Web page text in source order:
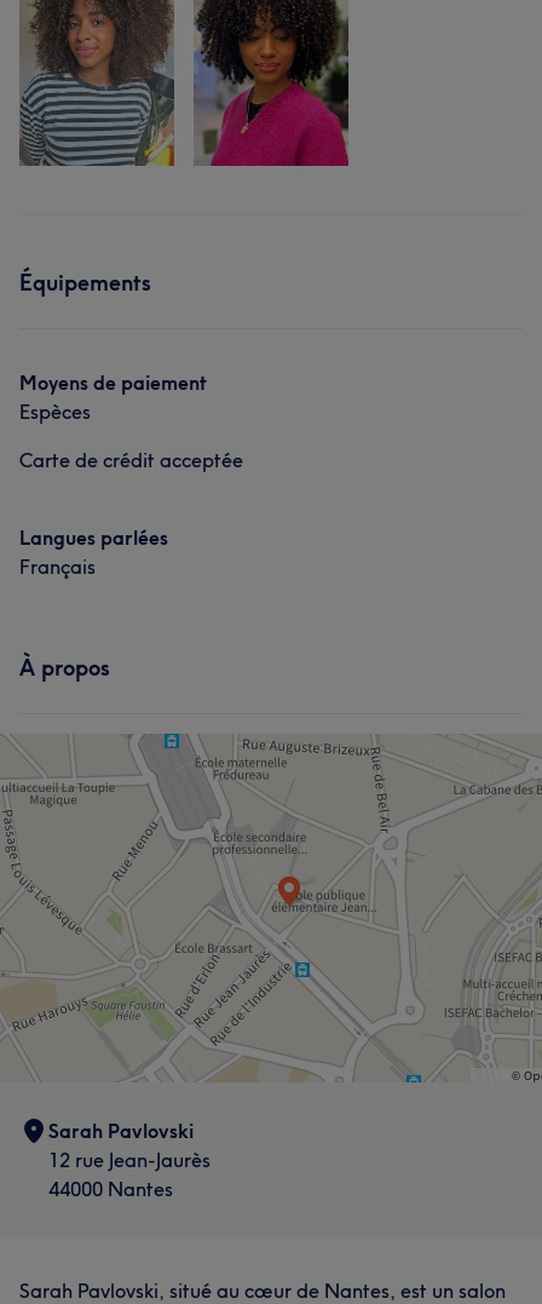
Équipements
Moyens de paiement
Espèces
Carte de crédit acceptée
Langues parlées
Français
À propos
Sarah Pavlovski
12 rue Jean-Jaurès
44000 Nantes
Sarah Pavlovski, situé au cœur de Nantes, est un salon